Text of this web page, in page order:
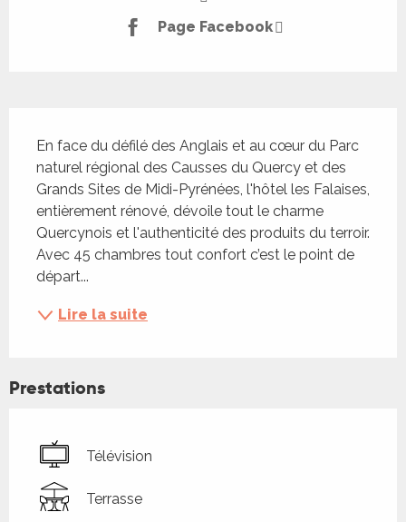
Page Facebook
En face du défilé des Anglais et au cœur du Parc
naturel régional des Causses du Quercy et des
Grands Sites de Midi-Pyrénées, l'hôtel les Falaises,
entièrement rénové, dévoile tout le charme
Quercynois et l'authenticité des produits du terroir.
Avec 45 chambres tout confort c’est le point de
départ...
Lire la suite
Prestations
Télévision
Terrasse